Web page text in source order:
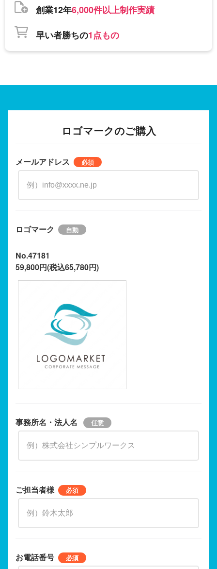
創業12年6,000件以上制作実績
早い者勝ちの1点もの
ロゴマークのご購入
メールアドレス
ロゴマーク
No.47181
59,800円(税込65,780円)
事務所名・法人名
ご担当者様
お電話番号